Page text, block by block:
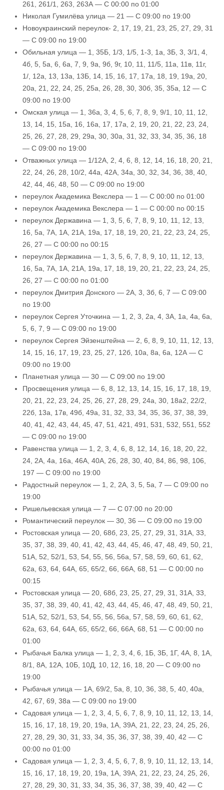
261, 261/1, 263, 263А — С 00:00 по 01:00
Николая Гумилёва улица — 21 — С 09:00 по 19:00
Новоукраинский переулок- 2, 17, 19, 21, 23, 25, 27, 29, 31
— С 09:00 по 19:00
Обильная улица — 1, 35Б, 1/3, 1/5, 1-3, 1а, 3Б, 3, 3/1, 4,
4б, 5, 5а, 6, 6а, 7, 9, 9а, 9б, 9г, 10, 11, 11/5, 11а, 11в, 11г,
1/, 12а, 13, 13а, 13Б, 14, 15, 16, 17, 17а, 18, 19, 19а, 20,
20а, 21, 22, 24, 25, 25а, 26, 28, 30, 30б, 35, 35а, 12 — С
09:00 по 19:00
Омская улица — 1, 36а, 3, 4, 5, 6, 7, 8, 9, 9/1, 10, 11, 12,
13, 14, 15, 15а, 16, 16а, 17, 17а, 2, 19, 20, 21, 22, 23, 24,
25, 26, 27, 28, 29, 29а, 30, 30а, 31, 32, 33, 34, 35, 36, 18
— С 09:00 по 19:00
Отважных улица — 1/12А, 2, 4, 6, 8, 12, 14, 16, 18, 20, 21,
22, 24, 26, 28, 10/2, 44а, 42А, 34а, 30, 32, 34, 36, 38, 40,
42, 44, 46, 48, 50 — С 09:00 по 19:00
переулок Академика Векслера — 1 — С 00:00 по 01:00
переулок Академика Векслера — 1 — С 00:00 по 00:15
переулок Державина — 1, 3, 5, 6, 7, 8, 9, 10, 11, 12, 13,
16, 5а, 7А, 1А, 21А, 19а, 17, 18, 19, 20, 21, 22, 23, 24, 25,
26, 27 — С 00:00 по 00:15
переулок Державина — 1, 3, 5, 6, 7, 8, 9, 10, 11, 12, 13,
16, 5а, 7А, 1А, 21А, 19а, 17, 18, 19, 20, 21, 22, 23, 24, 25,
26, 27 — С 00:00 по 01:00
переулок Дмитрия Донского — 2А, 3, 3б, 6, 7 — С 09:00
по 19:00
переулок Сергея Уточкина — 1, 2, 3, 2а, 4, 3А, 1а, 4а, 6а,
5, 6, 7, 9 — С 09:00 по 19:00
переулок Сергея Эйзенштейна — 2, 6, 8, 9, 10, 11, 12, 13,
14, 15, 16, 17, 19, 23, 25, 27, 12б, 10а, 8а, 6а, 12А — С
09:00 по 19:00
Планетная улица — 30 — С 09:00 по 19:00
Просвещения улица — 6, 8, 12, 13, 14, 15, 16, 17, 18, 19,
20, 21, 22, 23, 24, 25, 26, 27, 28, 29, 24а, 30, 18а2, 22/2,
22б, 13а, 17в, 49б, 49а, 31, 32, 33, 34, 35, 36, 37, 38, 39,
40, 41, 42, 43, 44, 45, 47, 51, 421, 491, 531, 532, 551, 552
— С 09:00 по 19:00
Равенства улица — 1, 2, 3, 4, 6, 8, 12, 14, 16, 18, 20, 22,
24, 2А, 4а, 16а, 46А, 40А, 26, 28, 30, 40, 84, 86, 98, 106,
197 — С 09:00 по 19:00
Радостный переулок — 1, 2, 2А, 3, 5, 5а, 7 — С 09:00 по
19:00
Ришельевская улица — 7 — С 07:00 по 20:00
Романтический переулок — 30, 36 — С 09:00 по 19:00
Ростовская улица — 20, 68б, 23, 25, 27, 29, 31, 31А, 33,
35, 37, 38, 39, 40, 41, 42, 43, 44, 45, 46, 47, 48, 49, 50, 21,
51А, 52, 52/1, 53, 54, 55, 56, 56а, 57, 58, 59, 60, 61, 62,
62а, 63, 64, 64А, 65, 65/2, 66, 66А, 68, 51 — С 00:00 по
00:15
Ростовская улица — 20, 68б, 23, 25, 27, 29, 31, 31А, 33,
35, 37, 38, 39, 40, 41, 42, 43, 44, 45, 46, 47, 48, 49, 50, 21,
51А, 52, 52/1, 53, 54, 55, 56, 56а, 57, 58, 59, 60, 61, 62,
62а, 63, 64, 64А, 65, 65/2, 66, 66А, 68, 51 — С 00:00 по
01:00
Рыбачья Балка улица — 1, 2, 3, 4, 6, 1Б, 3Б, 1Г, 4А, 8, 1А,
8/1, 8А, 12А, 10Б, 10Д, 10, 12, 16, 18, 20 — С 09:00 по
19:00
Рыбачья улица — 1А, 69/2, 5а, 8, 10, 36, 38, 5, 40, 40а,
42, 67, 69, 38а — С 09:00 по 19:00
Садовая улица — 1, 2, 3, 4, 5, 6, 7, 8, 9, 10, 11, 12, 13, 14,
15, 16, 17, 18, 19, 20, 19а, 1А, 39А, 21, 22, 23, 24, 25, 26,
27, 28, 29, 30, 31, 33, 34, 35, 36, 37, 38, 39, 40, 42 — С
00:00 по 01:00
Садовая улица — 1, 2, 3, 4, 5, 6, 7, 8, 9, 10, 11, 12, 13, 14,
15, 16, 17, 18, 19, 20, 19а, 1А, 39А, 21, 22, 23, 24, 25, 26,
27, 28, 29, 30, 31, 33, 34, 35, 36, 37, 38, 39, 40, 42 — С